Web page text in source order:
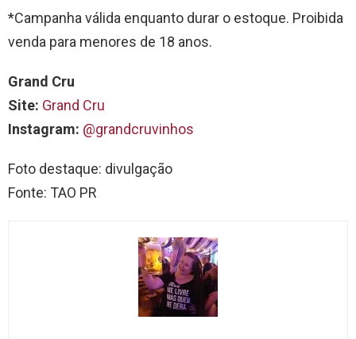
*Campanha válida enquanto durar o estoque. Proibida
venda para menores de 18 anos.
Grand Cru
Site: Grand Cru
Instagram: @grandcruvinhos
Foto destaque: divulgação
Fonte: TAO PR